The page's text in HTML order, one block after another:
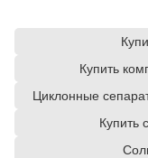
Купить
Циклонные
Купить